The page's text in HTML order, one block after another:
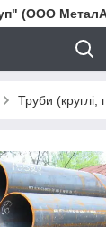
(ООО
Труби (круглі,